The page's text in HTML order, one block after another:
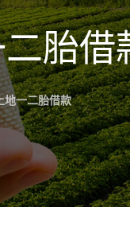
胎借
地一二胎借款